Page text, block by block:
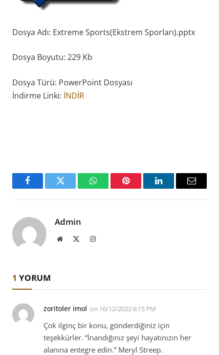
Dosya Adı: Extreme Sports(Ekstrem Sporları).pptx
Dosya Boyutu: 229 Kb
Dosya Türü: PowerPoint Dosyası
İndirme Linki: İNDİR
FacebookTwitter WhatsAppPinterest LinkedInEmail
Admin
Website Instagram
1 YORUM
zoritoler imol on 16/12/2022 6:15 PM
Çok ilginç bir konu, gönderdiğiniz için
teşekkürler. “İnandığınız şeyi hayatınızın her
alanına entegre edin.” Meryl Streep.